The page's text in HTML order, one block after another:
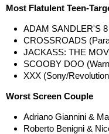
Most Flatulent Teen-
ADAM SANDLER'S
CROSSROADS
JACKASS: THE
SCOOBY DOO
XXX (Sony/
Worst Screen Couple
Adriano Giannini &
Roberto Benigni &